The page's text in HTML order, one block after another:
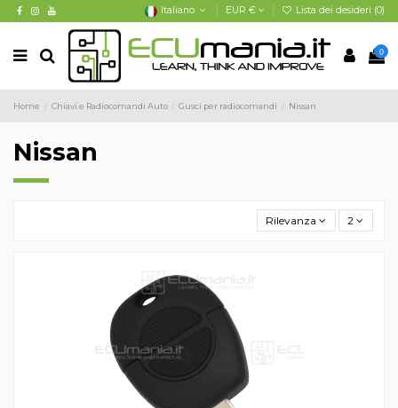
Italiano EUR € Lista dei desideri (0)
0
Home Chiavi e Radiocomandi Auto Gusci per radiocomandi Nissan
Nissan
Rilevanza 2